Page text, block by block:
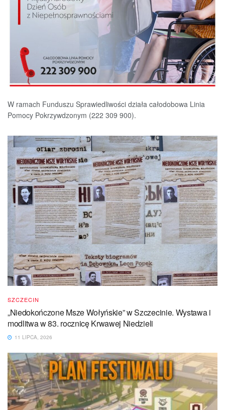
W ramach Funduszu Sprawiedliwości działa całodobowa Linia
Pomocy Pokrzywdzonym (222 309 900).
SZCZECIN
„Niedokończone Msze Wołyńskie” w Szczecinie. Wystawa i
modlitwa w 83. rocznicę Krwawej Niedzieli
11 LIPCA, 2026